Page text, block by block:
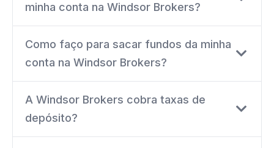
minha conta na Windsor Brokers?
Como faço para sacar fundos da minha
conta na Windsor Brokers?
A Windsor Brokers cobra taxas de
depósito?